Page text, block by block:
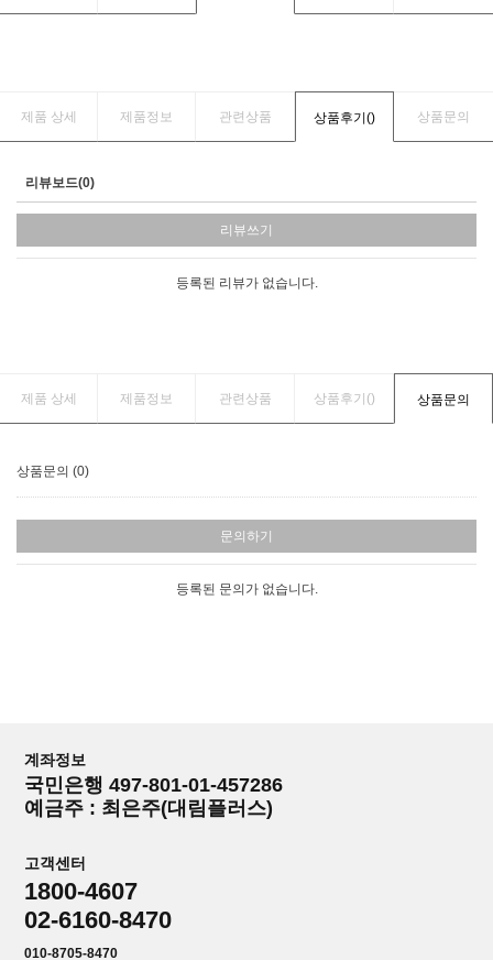
제품 상세 제품정보 관련상품 상품후기() 상품문의
리뷰보드(0)
리뷰쓰기
등록된 리뷰가 없습니다.
제품 상세 제품정보 관련상품 상품후기() 상품문의
상품문의 (0)
문의하기
등록된 문의가 없습니다.
계좌정보
국민은행 497-801-01-457286
예금주 : 최은주(대림플러스)
고객센터
1800-4607
02-6160-8470
010-8705-8470